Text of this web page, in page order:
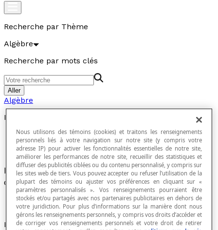
Recherche par Thème
Algèbre
Recherche par mots clés
Aller
Algèbre
Équation quadratique
Expression souvent employée comme synonyme
d'
équation polynomialedu second degré.
Propriétés
Nous utilisons des témoins (cookies) et traitons les renseignements
personnels liés à votre navigation sur notre site (y compris votre
adresse IP) pour activer les fonctionnalités essentielles de notre site,
améliorer les performances de notre site, recueillir des statistiques et
diffuser des publicités ciblées ou du contenu personnalisé, y compris sur
les sites web de tiers. Vous pouvez accepter ou refuser l’utilisation de la
plupart des témoins ou ajuster vos préférences en cliquant sur «
paramètres personnalisés ». Vos renseignements pourraient être
stockés et/ou partagés avec nos partenaires publicitaires en dehors de
votre juridiction. Pour plus d’informations sur la manière dont nous
gérons les renseignements personnels, y compris vos droits d’accéder et
de corriger vos renseignements personnels et votre droit de retirer